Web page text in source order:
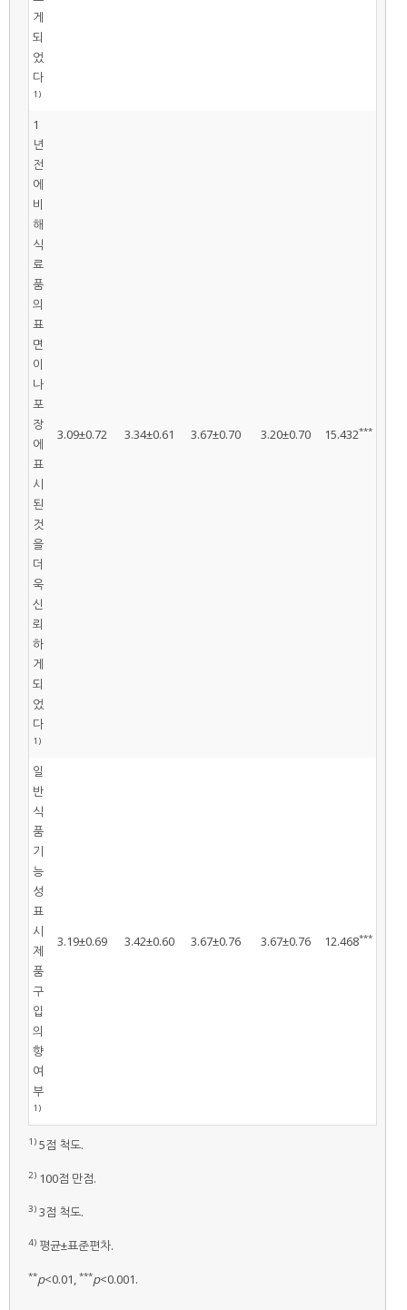
게
되
었
다
1)
1
년
전
에
비
해
식
료
품
의
표
면
이
나
포
장
에
표
시
된
것
을
더
욱
신
뢰
하
게
되
었
다
1)
3.09±0.72 3.34±0.61 3.67±0.70 3.20±0.70 15.432***
일
반
식
품
기
능
성
표
시
제
품
구
입
의
향
여
부
1)
3.19±0.69 3.42±0.60 3.67±0.76 3.67±0.76 12.468***
1) 5점 척도.
2) 100점 만점.
3) 3점 척도.
4) 평균±표준편차.
**p<0.01, ***p<0.001.